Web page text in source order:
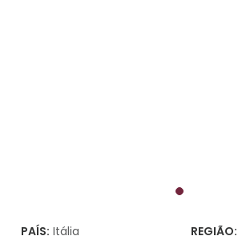
PAÍS: Itália REGIÃO: